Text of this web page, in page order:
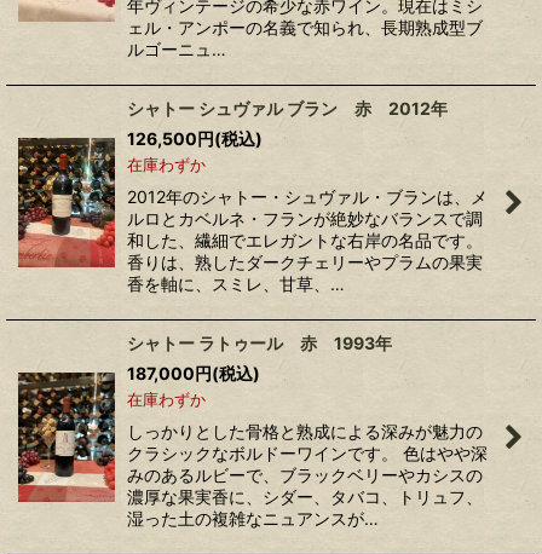
年ヴィンテージの希少な赤ワイン。現在はミシ
ェル・アンポーの名義で知られ、長期熟成型ブ
ルゴーニュ…
シャトー シュヴァル ブラン 赤 2012年
126,500円(税込)
在庫わずか
2012年のシャトー・シュヴァル・ブランは、メ
ルロとカベルネ・フランが絶妙なバランスで調
和した、繊細でエレガントな右岸の名品です。
香りは、熟したダークチェリーやプラムの果実
香を軸に、スミレ、甘草、…
シャトー ラトゥール 赤 1993年
187,000円(税込)
在庫わずか
しっかりとした骨格と熟成による深みが魅力の
クラシックなボルドーワインです。 色はやや深
みのあるルビーで、ブラックベリーやカシスの
濃厚な果実香に、シダー、タバコ、トリュフ、
湿った土の複雑なニュアンスが…